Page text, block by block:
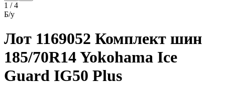
1 /4
Б/у
Лот 1169052 Комплект шин
185/70R14 Yokohama Ice
Guard IG50 Plus